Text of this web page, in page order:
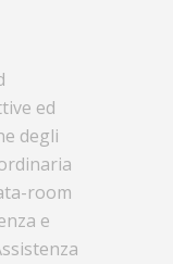
ed
degli
room
e